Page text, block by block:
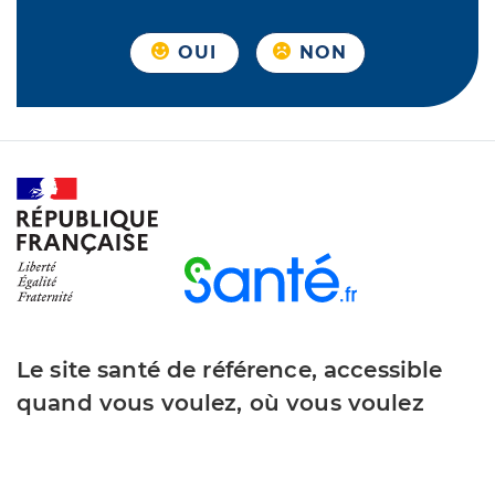
OUI NON
Le site santé de référence, accessible
quand vous voulez, où vous voulez